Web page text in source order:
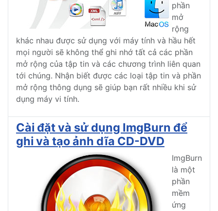
phần
mở
rộng
khác nhau được sử dụng với máy tính và hầu hết
mọi người sẽ không thể ghi nhớ tất cả các phần
mở rộng của tập tin và các chương trình liên quan
tới chúng. Nhận biết được các loại tập tin và phần
mở rộng thông dụng sẽ giúp bạn rất nhiều khi sử
dụng máy vi tính.
Cài đặt và sử dụng ImgBurn để
ghi và tạo ảnh dĩa CD-DVD
ImgBurn
là một
phần
mềm
ứng